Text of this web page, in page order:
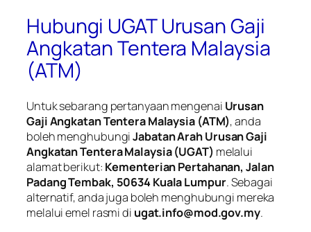
Hubungi UGAT Urusan Gaji
Angkatan Tentera Malaysia
(ATM)
Untuk sebarang pertanyaan mengenai Urusan
Gaji Angkatan Tentera Malaysia (ATM), anda
boleh menghubungiJabatan Arah Urusan Gaji
Angkatan Tentera Malaysia (UGAT) melalui
alamat berikut: Kementerian Pertahanan, Jalan
Padang Tembak, 50634 Kuala Lumpur. Sebagai
alternatif, anda juga boleh menghubungi mereka
melalui emel rasmi di ugat.info@mod.gov.my.